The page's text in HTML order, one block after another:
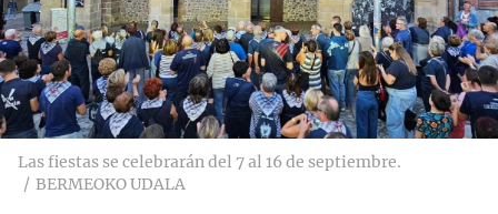
Las fiestas se celebrarán del 7 al 16 de septiembre.
BERMEOKO UDALA